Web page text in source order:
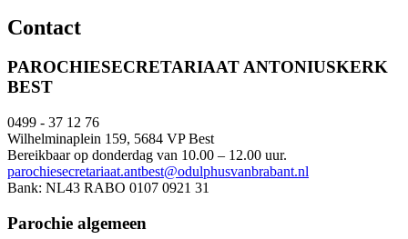
Contact
PAROCHIESECRETARIAAT ANTONIUSKERK
BEST
0499 - 37 12 76
Wilhelminaplein 159, 5684 VP Best
Bereikbaar op donderdag van 10.00 – 12.00 uur.
parochiesecretariaat.antbest@odulphusvanbrabant.nl
Bank: NL43 RABO 0107 0921 31
Parochie algemeen